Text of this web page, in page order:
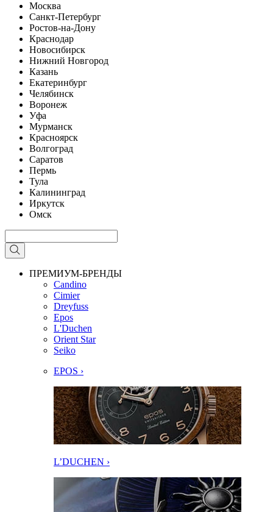
Москва
Санкт-Петербург
Ростов-на-Дону
Краснодар
Новосибирск
Нижний Новгород
Казань
Екатеринбург
Челябинск
Воронеж
Уфа
Мурманск
Красноярск
Волгоград
Саратов
Пермь
Тула
Калининград
Иркутск
Омск
ПРЕМИУМ-БРЕНДЫ
Candino
Cimier
Dreyfuss
Epos
L'Duchen
Orient Star
Seiko
EPOS ›
L’DUCHEN ›